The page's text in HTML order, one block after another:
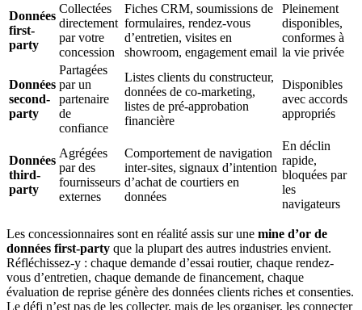
Données
first-
party
Collectées
directement
par votre
concession
Fiches CRM, soumissions de
formulaires, rendez-vous
d’entretien, visites en
showroom, engagement email
Pleinement
disponibles,
conformes à
la vie privée
Données
second-
party
Partagées
par un
partenaire
de
confiance
Listes clients du constructeur,
données de co-marketing,
listes de pré-approbation
financière
Disponibles
avec accords
appropriés
Données
third-
party
Agrégées
par des
fournisseurs
externes
Comportement de navigation
inter-sites, signaux d’intention
d’achat de courtiers en
données
En déclin
rapide,
bloquées par
les
navigateurs
Les concessionnaires sont en réalité assis sur une mine d’or de
données first-party que la plupart des autres industries envient.
Réfléchissez-y : chaque demande d’essai routier, chaque rendez-
vous d’entretien, chaque demande de financement, chaque
évaluation de reprise génère des données clients riches et consenties.
Le défi n’est pas de les collecter, mais de les organiser, les connecter